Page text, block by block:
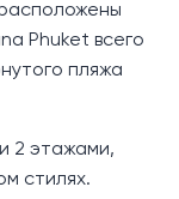
Phuket всего
пляжа
2 этажами,
стилях.